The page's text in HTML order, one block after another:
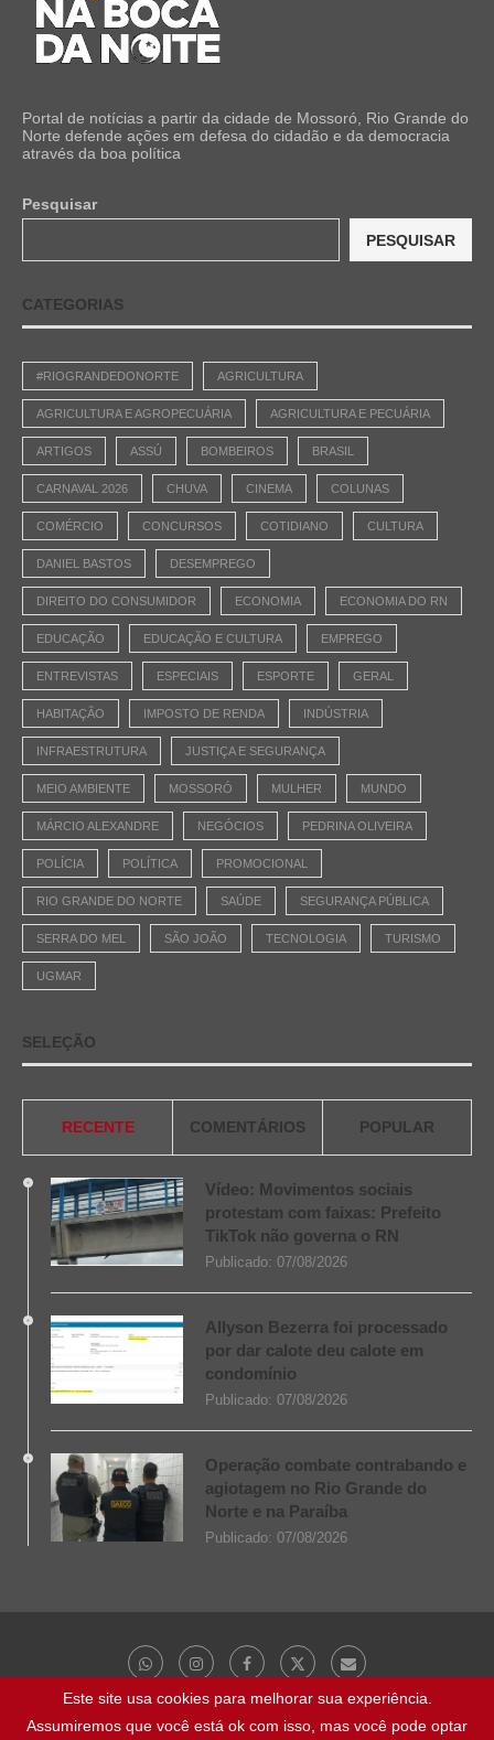
Portal de notícias a partir da cidade de Mossoró, Rio Grande do
Norte defende ações em defesa do cidadão e da democracia
através da boa política
Pesquisar
PESQUISAR
CATEGORIAS
#RIOGRANDEDONORTE AGRICULTURA
AGRICULTURA E AGROPECUÁRIA AGRICULTURA E PECUÁRIA
ARTIGOS ASSÚ BOMBEIROS BRASIL
CARNAVAL 2026 CHUVA CINEMA COLUNAS
COMÉRCIO CONCURSOS COTIDIANO CULTURA
DANIEL BASTOS DESEMPREGO
DIREITO DO CONSUMIDOR ECONOMIA ECONOMIA DO RN
EDUCAÇÃO EDUCAÇÃO E CULTURA EMPREGO
ENTREVISTAS ESPECIAIS ESPORTE GERAL
HABITAÇÃO IMPOSTO DE RENDA INDÚSTRIA
INFRAESTRUTURA JUSTIÇA E SEGURANÇA
MEIO AMBIENTE MOSSORÓ MULHER MUNDO
MÁRCIO ALEXANDRE NEGÓCIOS PEDRINA OLIVEIRA
POLÍCIA POLÍTICA PROMOCIONAL
RIO GRANDE DO NORTE SAÚDE SEGURANÇA PÚBLICA
SERRA DO MEL SÃO JOÃO TECNOLOGIA TURISMO
UGMAR
SELEÇÃO
RECENTE COMENTÁRIOS POPULAR
Vídeo: Movimentos sociais
protestam com faixas: Prefeito
TikTok não governa o RN
Publicado: 07/08/2026
Allyson Bezerra foi processado
por dar calote deu calote em
condomínio
Publicado: 07/08/2026
Operação combate contrabando e
agiotagem no Rio Grande do
Norte e na Paraíba
Publicado: 07/08/2026
Este site usa cookies para melhorar sua experiência.
Assumiremos que você está ok com isso, mas você pode optar